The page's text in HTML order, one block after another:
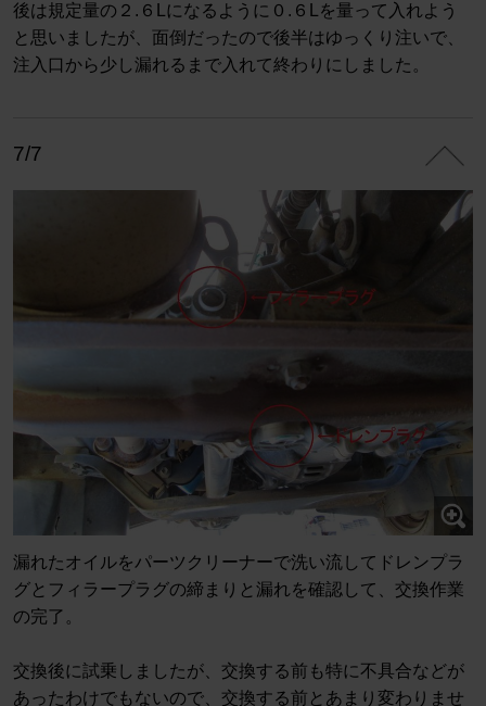
後は規定量の２.６Lになるように０.６Lを量って入れよう
と思いましたが、面倒だったので後半はゆっくり注いで、
注入口から少し漏れるまで入れて終わりにしました。
7/7
漏れたオイルをパーツクリーナーで洗い流してドレンプラ
グとフィラープラグの締まりと漏れを確認して、交換作業
の完了。
交換後に試乗しましたが、交換する前も特に不具合などが
あったわけでもないので、交換する前とあまり変わりませ